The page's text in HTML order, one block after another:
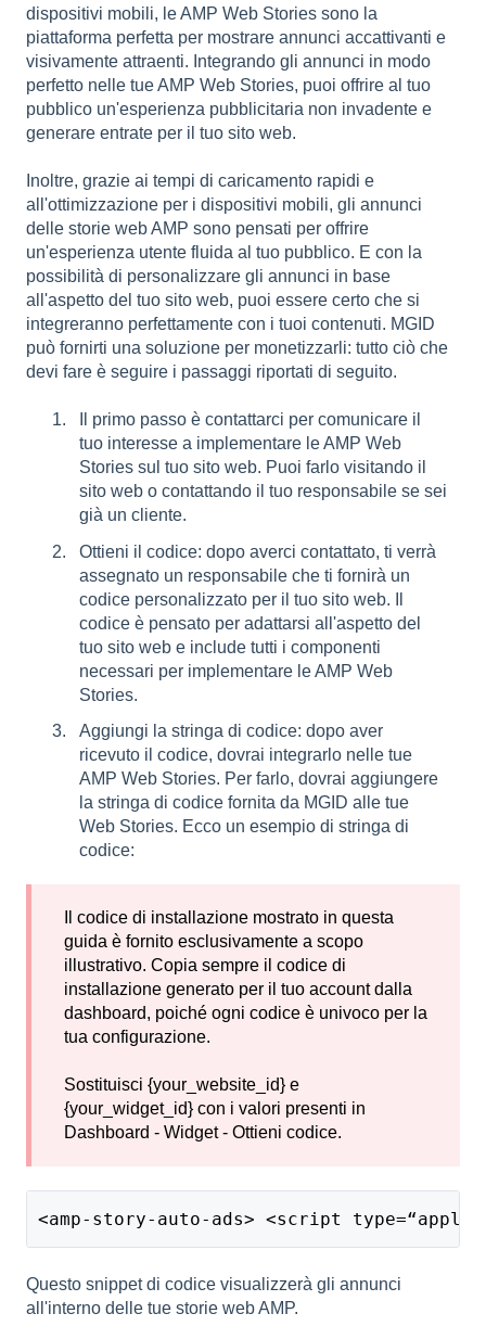
dispositivi mobili, le AMP Web Stories sono la
piattaforma perfetta per mostrare annunci accattivanti e
visivamente attraenti. Integrando gli annunci in modo
perfetto nelle tue AMP Web Stories, puoi offrire al tuo
pubblico un'esperienza pubblicitaria non invadente e
generare entrate per il tuo sito web.
Inoltre, grazie ai tempi di caricamento rapidi e
all'ottimizzazione per i dispositivi mobili, gli annunci
delle storie web AMP sono pensati per offrire
un'esperienza utente fluida al tuo pubblico. E con la
possibilità di personalizzare gli annunci in base
all'aspetto del tuo sito web, puoi essere certo che si
integreranno perfettamente con i tuoi contenuti. MGID
può fornirti una soluzione per monetizzarli: tutto ciò che
devi fare è seguire i passaggi riportati di seguito.
Il primo passo è contattarci per comunicare il
tuo interesse a implementare le AMP Web
Stories sul tuo sito web. Puoi farlo visitando il
sito web o contattando il tuo responsabile se sei
già un cliente.
Ottieni il codice: dopo averci contattato, ti verrà
assegnato un responsabile che ti fornirà un
codice personalizzato per il tuo sito web. Il
codice è pensato per adattarsi all'aspetto del
tuo sito web e include tutti i componenti
necessari per implementare le AMP Web
Stories.
Aggiungi la stringa di codice: dopo aver
ricevuto il codice, dovrai integrarlo nelle tue
AMP Web Stories. Per farlo, dovrai aggiungere
la stringa di codice fornita da MGID alle tue
Web Stories. Ecco un esempio di stringa di
codice:
Il codice di installazione mostrato in questa
guida è fornito esclusivamente a scopo
illustrativo. Copia sempre il codice di
installazione generato per il tuo account dalla
dashboard, poiché ogni codice è univoco per la
tua configurazione.
Sostituisci {your_website_id} e
{your_widget_id} con i valori presenti in
Dashboard - Widget - Ottieni codice.
<amp-story-auto-ads> <script
Questo snippet di codice visualizzerà gli annunci
all'interno delle tue storie web AMP.